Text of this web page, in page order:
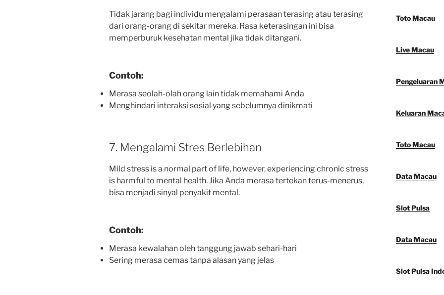
Tidak jarang bagi individu mengalami perasaan terasing atau terasing
dari orang-orang di sekitar mereka. Rasa keterasingan ini bisa
memperburuk kesehatan mental jika tidak ditangani.
Contoh:
Merasa seolah-olah orang lain tidak memahami Anda
Menghindari interaksi sosial yang sebelumnya dinikmati
7. Mengalami Stres Berlebihan
Mild stress is a normal part of life, however, experiencing chronic stress
is harmful to mental health. Jika Anda merasa tertekan terus-menerus,
bisa menjadi sinyal penyakit mental.
Contoh:
Merasa kewalahan oleh tanggung jawab sehari-hari
Sering merasa cemas tanpa alasan yang jelas
Toto Macau
Live Macau
Pengeluaran
Keluaran
Toto Macau
Data Macau
Slot Pulsa
Data Macau
Slot Pulsa